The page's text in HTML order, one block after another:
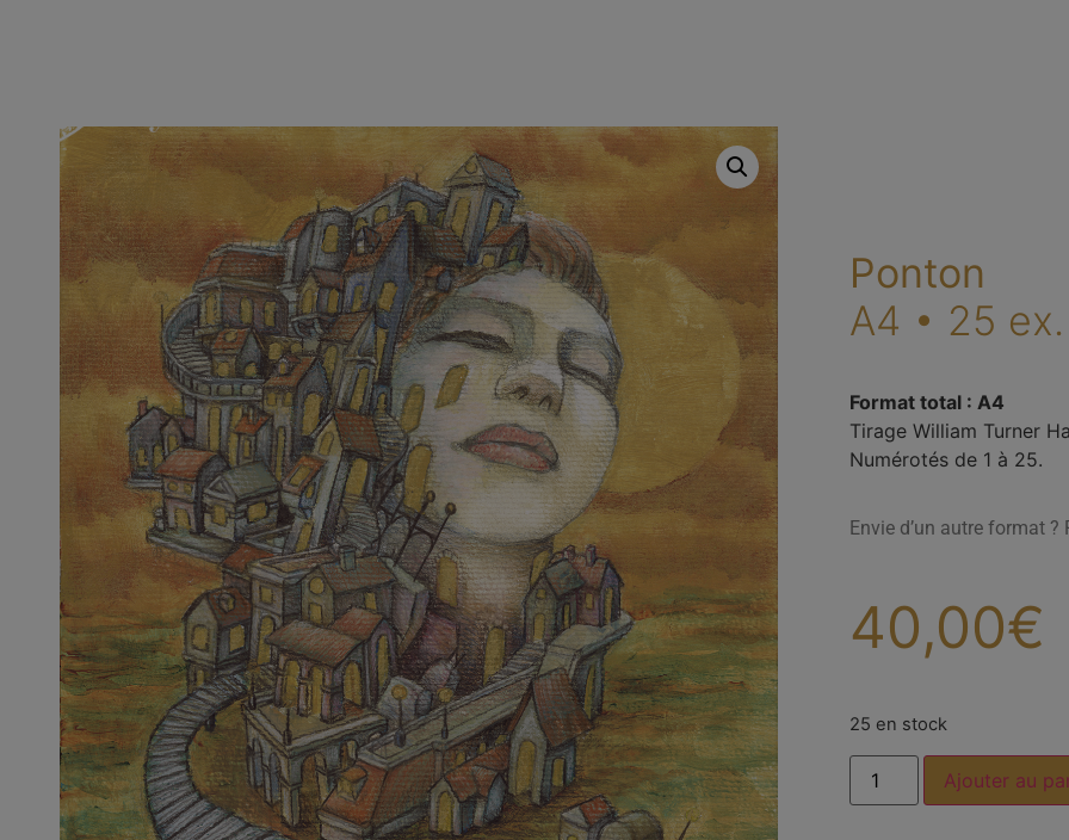
Ponton
A4 • 25 ex.
Format total : A4
Tirage William Turner
Numérotés de 1 à 25.
Envie d’un autre format ?
40,00€
25 en stock
Ajouter au